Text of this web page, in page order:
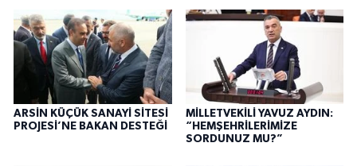
ARSİN KÜÇÜK SANAYİ SİTESİ
PROJESİ’NE BAKAN DESTEĞİ
MİLLETVEKİLİ YAVUZ AYDIN:
“HEMŞEHRİLERİMİZE
SORDUNUZ MU?”